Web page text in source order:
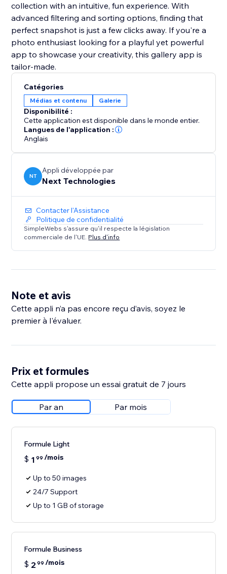
collection with an intuitive, fun experience. With
advanced filtering and sorting options, finding that
perfect snapshot is just a few clicks away. If you're a
photo enthusiast looking for a playful yet powerful
app to showcase your creativity, this gallery app is
tailor-made.
Catégories
Médias et contenu Galerie
Disponibilité :
Cette application est disponible dans le monde entier.
Langues de l'application :
Anglais
NT
Appli développée par
Next Technologies
Contacter l'Assistance
Politique de confidentialité
SimpleWebs s'assure qu'il respecte la législation
commerciale de l'UE. Plus d'info
Note et avis
Cette appli n’a pas encore reçu d’avis, soyez le
premier à l'évaluer.
Prix et formules
Cette appli propose un essai gratuit de 7 jours
Par an Par mois
Formule Light
$ 1 99 /mois
Up to 50 images
24/7 Support
Up to 1 GB of storage
Formule Business
$ 2 99 /mois